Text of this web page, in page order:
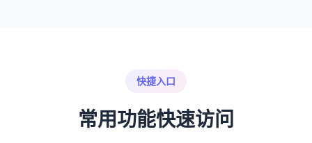
快捷入口
常用功能快速访问